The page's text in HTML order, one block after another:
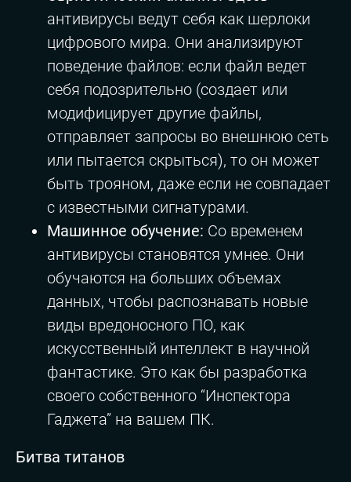
антивирусы ведут себя как шерлоки
цифрового мира. Они анализируют
поведение файлов: если файл ведет
себя подозрительно (создает или
модифицирует другие файлы,
отправляет запросы во внешнюю сеть
или пытается скрыться), то он может
быть трояном, даже если не совпадает
с известными сигнатурами.
Машинное обучение: Со временем
антивирусы становятся умнее. Они
обучаются на больших объемах
данных, чтобы распознавать новые
виды вредоносного ПО, как
искусственный интеллект в научной
фантастике. Это как бы разработка
своего собственного “Инспектора
Гаджета” на вашем ПК.
Битва титанов